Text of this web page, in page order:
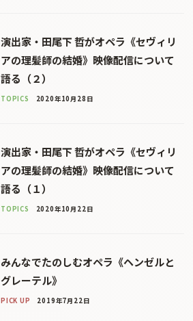
演出家・田尾下 哲がオペラ《セヴィリ
アの理髪師の結婚》映像配信について
語る（２）
TOPICS 2020年10月28日
演出家・田尾下 哲がオペラ《セヴィリ
アの理髪師の結婚》映像配信について
語る（１）
TOPICS 2020年10月22日
みんなでたのしむオペラ《ヘンゼルと
グレーテル》
PICK UP 2019年7月22日